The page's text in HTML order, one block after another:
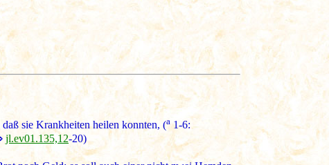
sie Krankheiten heilen konnten, (a1-6:
jl.ev01.135,12-20)